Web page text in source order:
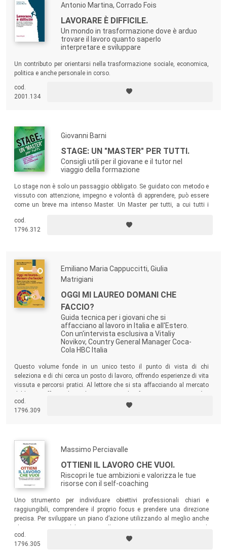
Antonio Martina, Corrado Fois
LAVORARE È DIFFICILE.
Un mondo in trasformazione dove è arduo
trovare il lavoro quanto saperlo
interpretare e sviluppare
Un contributo per orientarsi nella trasformazione sociale, economica,
politica e anche personale in corso.
cod.
2001.134
Giovanni Barni
STAGE: UN "MASTER" PER TUTTI.
Consigli utili per il giovane e il tutor nel
viaggio della formazione
Lo stage non è solo un passaggio obbligato. Se guidato con metodo e
vissuto con attenzione, impegno e volontà di apprendere, può essere
come un breve ma intenso Master. Un Master per tutti, a cui tutti i
realizzi: dal momento di ricerca dell’offerta di stage su Web ai
momenti più significativi e strategici della crescita del giovane in
cod.
1796.312
Emiliano Maria Cappuccitti, Giulia
Matrigiani
OGGI MI LAUREO DOMANI CHE
FACCIO?
Guida tecnica per i giovani che si
affacciano al lavoro in Italia e all'Estero.
Con un'intervista esclusiva a Vitaliy
Novikov, Country General Manager Coca-
Cola HBC Italia
Questo volume fonde in un unico testo il punto di vista di chi
seleziona e di chi cerca un posto di lavoro, offrendo esperienze di vita
vissuta e percorsi pratici. Al lettore che si sta affacciando al mercato
suggerimenti concreti per non giungere impreparato a quello che sarà
uno dei momenti più importanti e decisivi della vita.
cod.
1796.309
Massimo Perciavalle
OTTIENI IL LAVORO CHE VUOI.
Riscopri le tue ambizioni e valorizza le tue
risorse con il self-coaching
Uno strumento per individuare obiettivi professionali chiari e
raggiungibili, comprendere il proprio focus e prendere una direzione
precisa. Per sviluppare un piano d’azione utilizzando al meglio anche
personal branding vincente e redditizia.
cod.
1796.305